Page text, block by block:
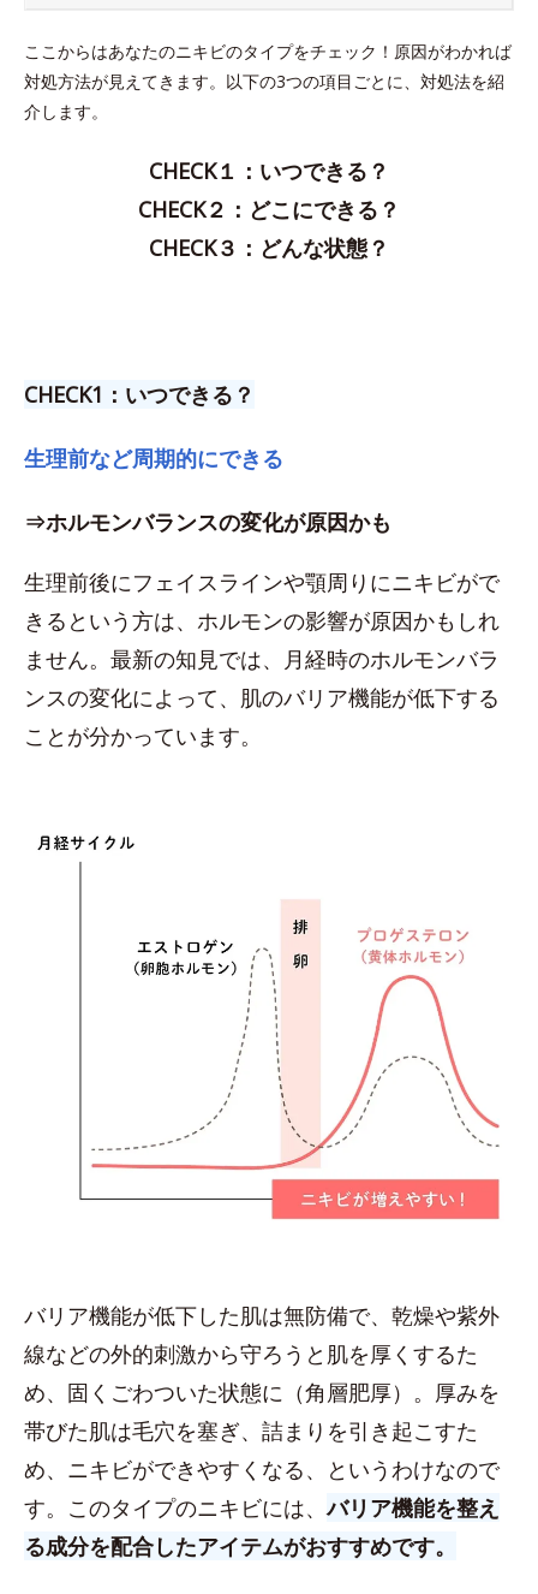
ここからはあなたのニキビのタイプをチェック！原因がわかれば
対処方法が見えてきます。以下の3つの項目ごとに、対処法を紹
介します。
CHECK１：いつできる？
CHECK２：どこにできる？
CHECK３：どんな状態？
CHECK1：いつできる？
生理前など周期的にできる
⇒ホルモンバランスの変化が原因かも
生理前後にフェイスラインや顎周りにニキビがで
きるという方は、ホルモンの影響が原因かもしれ
ません。最新の知見では、月経時のホルモンバラ
ンスの変化によって、肌のバリア機能が低下する
ことが分かっています。
バリア機能が低下した肌は無防備で、乾燥や紫外
線などの外的刺激から守ろうと肌を厚くするた
め、固くごわついた状態に（角層肥厚）。厚みを
帯びた肌は毛穴を塞ぎ、詰まりを引き起こすた
め、ニキビができやすくなる、というわけなので
す。このタイプのニキビには、バリア機能を整え
る成分を配合したアイテムがおすすめです。